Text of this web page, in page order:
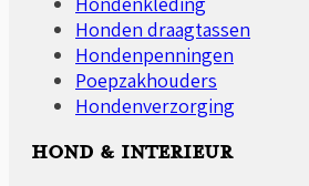
Honden draagtassen
Hondenpenningen
Poepzakhouders
Hondenverzorging
HOND & INTERIEUR